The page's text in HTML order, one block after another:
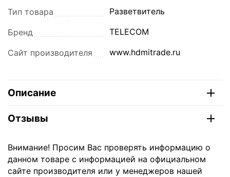
Тип товара Разветвитель
Бренд TELECOM
Сайт производителя www.hdmitrade.ru
Описание
Отзывы
Внимание! Просим Вас проверять информацию о
данном товаре с информацией на официальном
сайте производителя или у менеджеров нашей